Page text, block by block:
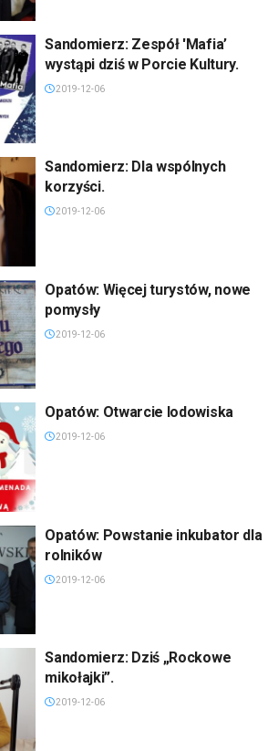
Sandomierz: Zespół 'Mafia’
wystąpi dziś w Porcie Kultury.
2019-12-06
Sandomierz: Dla wspólnych
korzyści.
2019-12-06
Opatów: Więcej turystów, nowe
pomysły
2019-12-06
Opatów: Otwarcie lodowiska
2019-12-06
Opatów: Powstanie inkubator dla
rolników
2019-12-06
Sandomierz: Dziś „Rockowe
mikołajki”.
2019-12-06